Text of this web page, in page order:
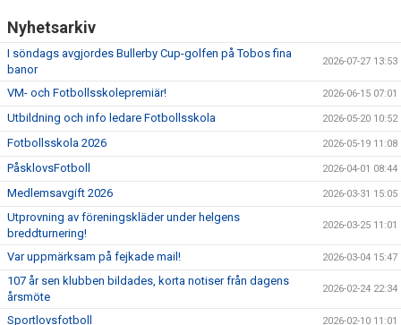
Nyhetsarkiv
I söndags avgjordes Bullerby Cup-golfen på Tobos fina
banor
2026-07-27 13:53
VM- och Fotbollsskolepremiär! 2026-06-15 07:01
Utbildning och info ledare Fotbollsskola 2026-05-20 10:52
Fotbollsskola 2026 2026-05-19 11:08
PåsklovsFotboll 2026-04-01 08:44
Medlemsavgift 2026 2026-03-31 15:05
Utprovning av föreningskläder under helgens
breddturnering!
2026-03-25 11:01
Var uppmärksam på fejkade mail! 2026-03-04 15:47
107 år sen klubben bildades, korta notiser från dagens
årsmöte
2026-02-24 22:34
Sportlovsfotboll 2026-02-10 11:01